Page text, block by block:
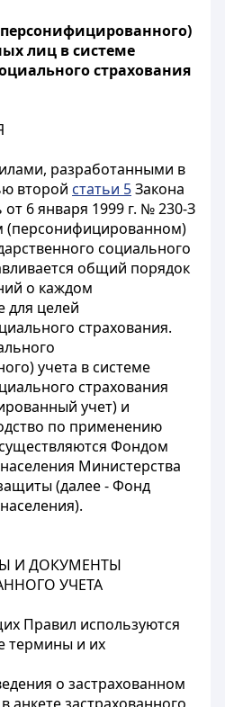
лиц в системе
страхования
разработанными в
второй статьи 5Закона
6 января 1999 г. № 230-З
(персонифицированном)
социального
общий порядок
о каждом
для целей
страхования.
учета в системе
страхования
учет) и
по применению
Фондом
Министерства
(далее - Фонд
И ДОКУМЕНТЫ
УЧЕТА
Правил используются
термины и их
о застрахованном